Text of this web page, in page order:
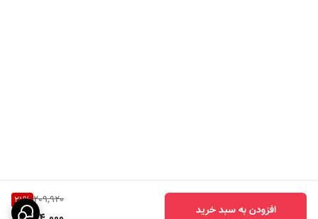
209,920
21%
افزودن به سبد خرید